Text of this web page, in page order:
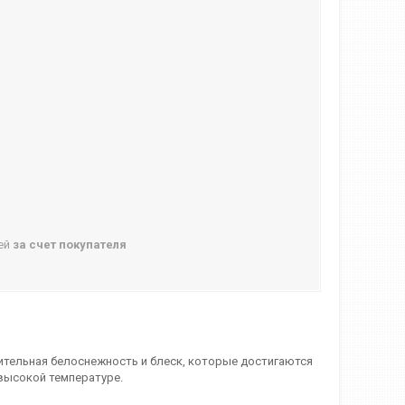
за счет покупателя
белоснежность и блеск, которые достигаются
температуре.